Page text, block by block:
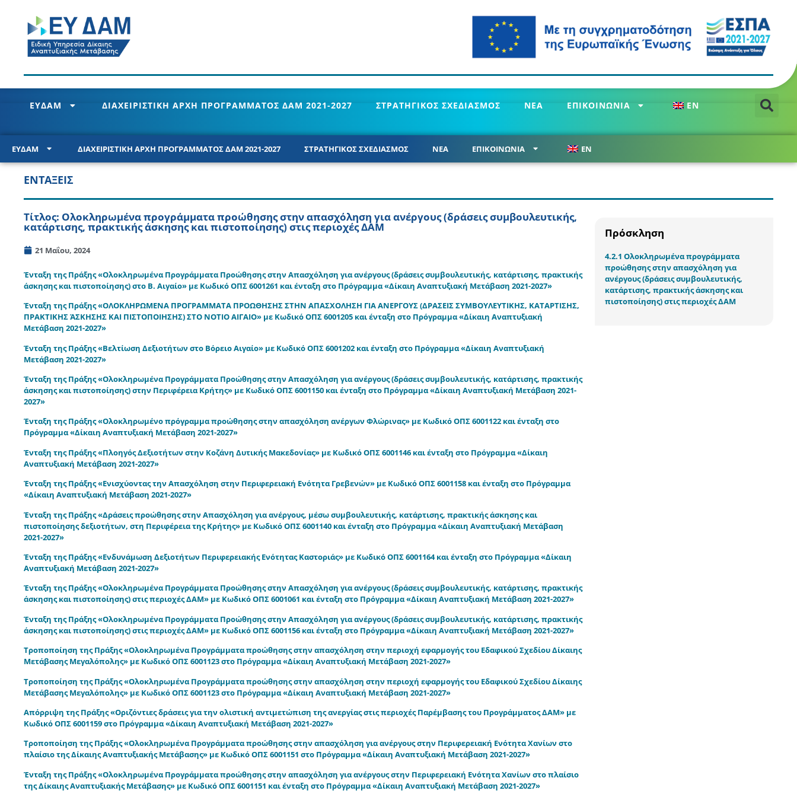
ΕΥΔΑΜ ΔΙΑΧΕΙΡΙΣΤΙΚΗ ΑΡΧΗ ΠΡΟΓΡΑΜΜΑΤΟΣ ΔΑΜ 2021-2027 ΣΤΡΑΤΗΓΙΚΟΣ ΣΧΕΔΙΑΣΜΟΣ ΝΕΑ ΕΠΙΚΟΙΝΩΝΙΑ EN
ΕΥΔΑΜ ΔΙΑΧΕΙΡΙΣΤΙΚΗ ΑΡΧΗ ΠΡΟΓΡΑΜΜΑΤΟΣ ΔΑΜ 2021-2027 ΣΤΡΑΤΗΓΙΚΟΣ ΣΧΕΔΙΑΣΜΟΣ ΝΕΑ ΕΠΙΚΟΙΝΩΝΙΑ EN
ΕΝΤΑΞΕΙΣ
Τίτλος: Ολοκληρωμένα προγράμματα προώθησης στην απασχόληση για ανέργους (δράσεις συμβουλευτικής,
κατάρτισης, πρακτικής άσκησης και πιστοποίησης) στις περιοχές ΔΑΜ
21 Μαΐου, 2024
Ένταξη της Πράξης «Ολοκληρωμένα Προγράμματα Προώθησης στην Απασχόληση για ανέργους (δράσεις συμβουλευτικής, κατάρτισης, πρακτικής
άσκησης και πιστοποίησης) στο B. Αιγαίο» με Κωδικό ΟΠΣ 6001261 και ένταξη στο Πρόγραμμα «Δίκαιη Αναπτυξιακή Μετάβαση 2021-2027»
Ένταξη της Πράξης «ΟΛΟΚΛΗΡΩΜΕΝΑ ΠΡΟΓΡΑΜΜΑΤΑ ΠΡΟΩΘΗΣΗΣ ΣΤΗΝ ΑΠΑΣΧΟΛΗΣΗ ΓΙΑ ΑΝΕΡΓΟΥΣ (ΔΡΑΣΕΙΣ ΣΥΜΒΟΥΛΕΥΤΙΚΗΣ, ΚΑΤΑΡΤΙΣΗΣ,
ΠΡΑΚΤΙΚΗΣ ΆΣΚΗΣΗΣ ΚΑΙ ΠΙΣΤΟΠΟΙΗΣΗΣ) ΣΤΟ ΝΟΤΙΟ ΑΙΓΑΙΟ» με Κωδικό ΟΠΣ 6001205 και ένταξη στο Πρόγραμμα «Δίκαιη Αναπτυξιακή
Μετάβαση 2021-2027»
Ένταξη της Πράξης «Βελτίωση Δεξιοτήτων στο Βόρειο Αιγαίο» με Κωδικό ΟΠΣ 6001202 και ένταξη στο Πρόγραμμα «Δίκαιη Αναπτυξιακή
Μετάβαση 2021-2027»
Ένταξη της Πράξης «Ολοκληρωμένα Προγράμματα Προώθησης στην Απασχόληση για ανέργους (δράσεις συμβουλευτικής, κατάρτισης, πρακτικής
άσκησης και πιστοποίησης) στην Περιφέρεια Κρήτης» με Κωδικό ΟΠΣ 6001150 και ένταξη στο Πρόγραμμα «Δίκαιη Αναπτυξιακή Μετάβαση 2021-
2027»
Ένταξη της Πράξης «Ολοκληρωμένο πρόγραμμα προώθησης στην απασχόληση ανέργων Φλώρινας» με Κωδικό ΟΠΣ 6001122 και ένταξη στο
Πρόγραμμα «Δίκαιη Αναπτυξιακή Μετάβαση 2021-2027»
Ένταξη της Πράξης «Πλοηγός Δεξιοτήτων στην Κοζάνη Δυτικής Μακεδονίας» με Κωδικό ΟΠΣ 6001146 και ένταξη στο Πρόγραμμα «Δίκαιη
Αναπτυξιακή Μετάβαση 2021-2027»
Ένταξη της Πράξης «Ενισχύοντας την Απασχόληση στην Περιφερειακή Ενότητα Γρεβενών» με Κωδικό ΟΠΣ 6001158 και ένταξη στο Πρόγραμμα
«Δίκαιη Αναπτυξιακή Μετάβαση 2021-2027»
Ένταξη της Πράξης «Δράσεις προώθησης στην Απασχόληση για ανέργους, μέσω συμβουλευτικής, κατάρτισης, πρακτικής άσκησης και
πιστοποίησης δεξιοτήτων, στη Περιφέρεια της Κρήτης» με Κωδικό ΟΠΣ 6001140 και ένταξη στο Πρόγραμμα «Δίκαιη Αναπτυξιακή Μετάβαση
2021-2027»
Ένταξη της Πράξης «Ενδυνάμωση Δεξιοτήτων Περιφερειακής Ενότητας Καστοριάς» με Κωδικό ΟΠΣ 6001164 και ένταξη στο Πρόγραμμα «Δίκαιη
Αναπτυξιακή Μετάβαση 2021-2027»
Ένταξη της Πράξης «Ολοκληρωμένα Προγράμματα Προώθησης στην Απασχόληση για ανέργους (δράσεις συμβουλευτικής, κατάρτισης, πρακτικής
άσκησης και πιστοποίησης) στις περιοχές ΔΑΜ» με Κωδικό ΟΠΣ 6001061 και ένταξη στο Πρόγραμμα «Δίκαιη Αναπτυξιακή Μετάβαση 2021-2027»
Ένταξη της Πράξης «Ολοκληρωμένα Προγράμματα Προώθησης στην Απασχόληση για ανέργους (δράσεις συμβουλευτικής, κατάρτισης, πρακτικής
άσκησης και πιστοποίησης) στις περιοχές ΔΑΜ» με Κωδικό ΟΠΣ 6001156 και ένταξη στο Πρόγραμμα «Δίκαιη Αναπτυξιακή Μετάβαση 2021-2027»
Τροποποίηση της Πράξης «Ολοκληρωμένα Προγράμματα προώθησης στην απασχόληση στην περιοχή εφαρμογής του Εδαφικού Σχεδίου Δίκαιης
Μετάβασης Μεγαλόπολης» με Κωδικό ΟΠΣ 6001123 στο Πρόγραμμα «Δίκαιη Αναπτυξιακή Μετάβαση 2021-2027»
Τροποποίηση της Πράξης «Ολοκληρωμένα Προγράμματα προώθησης στην απασχόληση στην περιοχή εφαρμογής του Εδαφικού Σχεδίου Δίκαιης
Μετάβασης Μεγαλόπολης» με Κωδικό ΟΠΣ 6001123 στο Πρόγραμμα «Δίκαιη Αναπτυξιακή Μετάβαση 2021-2027»
Απόρριψη της Πράξης «Οριζόντιες δράσεις για την ολιστική αντιμετώπιση της ανεργίας στις περιοχές Παρέμβασης του Προγράμματος ΔΑΜ» με
Κωδικό ΟΠΣ 6001159 στο Πρόγραμμα «Δίκαιη Αναπτυξιακή Μετάβαση 2021-2027»
Τροποποίηση της Πράξης «Ολοκληρωμένα Προγράμματα προώθησης στην απασχόληση για ανέργους στην Περιφερειακή Ενότητα Χανίων στο
πλαίσιο της Δίκαιης Αναπτυξιακής Μετάβασης» με Κωδικό ΟΠΣ 6001151 στο Πρόγραμμα «Δίκαιη Αναπτυξιακή Μετάβαση 2021-2027»
Ένταξη της Πράξης «Ολοκληρωμένα Προγράμματα προώθησης στην απασχόληση για ανέργους στην Περιφερειακή Ενότητα Χανίων στο πλαίσιο
της Δίκαιης Αναπτυξιακής Μετάβασης» με Κωδικό ΟΠΣ 6001151 και ένταξη στο Πρόγραμμα «Δίκαιη Αναπτυξιακή Μετάβαση 2021-2027»
Πρόσκληση
4.2.1 Ολοκληρωμένα προγράμματα
προώθησης στην απασχόληση για
ανέργους (δράσεις συμβουλευτικής,
κατάρτισης, πρακτικής άσκησης και
πιστοποίησης) στις περιοχές ΔΑΜ